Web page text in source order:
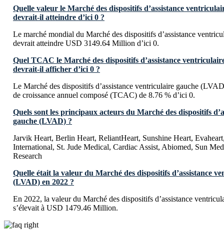
Quelle valeur le Marché des dispositifs d’assistance
devrait-il atteindre d’ici 0 ?
Le marché mondial du Marché des dispositifs d’assistance
devrait atteindre USD 3149.64 Million d’ici 0.
Quel TCAC le Marché des dispositifs d’assistance
devrait-il afficher d’ici 0 ?
Le Marché des dispositifs d’assistance ventriculaire gauche
de croissance annuel composé (TCAC) de 8.76 % d’ici 0.
Quels sont les principaux acteurs du Marché des dispositifs
gauche (LVAD) ?
Jarvik Heart, Berlin Heart, ReliantHeart, Sunshine Heart,
International, St. Jude Medical, Cardiac Assist, Abiomed, Sun
Research
Quelle était la valeur du Marché des dispositifs d’assistance
(LVAD) en 2022 ?
En 2022, la valeur du Marché des dispositifs d’assistance
s’élevait à USD 1479.46 Million.